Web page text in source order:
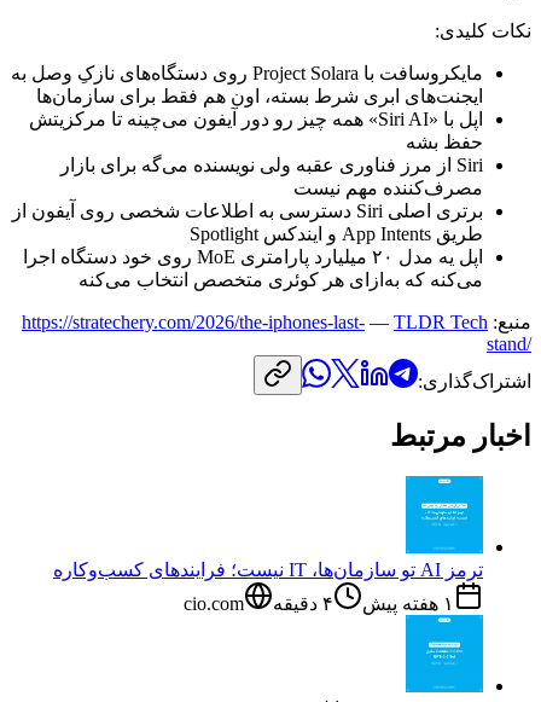
نکات کلیدی:
مایکروسافت با Project Solara روی دستگاه‌های نازکِ وصل به
ایجنت‌های ابری شرط بسته، اون هم فقط برای سازمان‌ها
اپل با «
Siri AI
» همه چیز رو دور آیفون می‌چینه تا مرکزیتش
حفظ بشه
Siri از مرز فناوری عقبه ولی نویسنده می‌گه برای بازار
مصرف‌کننده مهم نیست
برتری اصلی Siri دسترسی به اطلاعات شخصی روی آیفون از
طریق App Intents و ایندکس Spotlight
اپل یه مدل ۲۰ میلیارد پارامتری MoE روی خود دستگاه اجرا
می‌کنه که به‌ازای هر کوئری متخصص انتخاب می‌کنه
منبع: TLDR Tech
—
https://stratechery.com/2026/the-iphones-last-
stand/
اشتراک‌گذاری:
اخبار مرتبط
ترمز AI تو سازمان‌ها، IT نیست؛ فرایندهای کسب‌وکاره
۱ هفته پیش
۴ دقیقه cio.com